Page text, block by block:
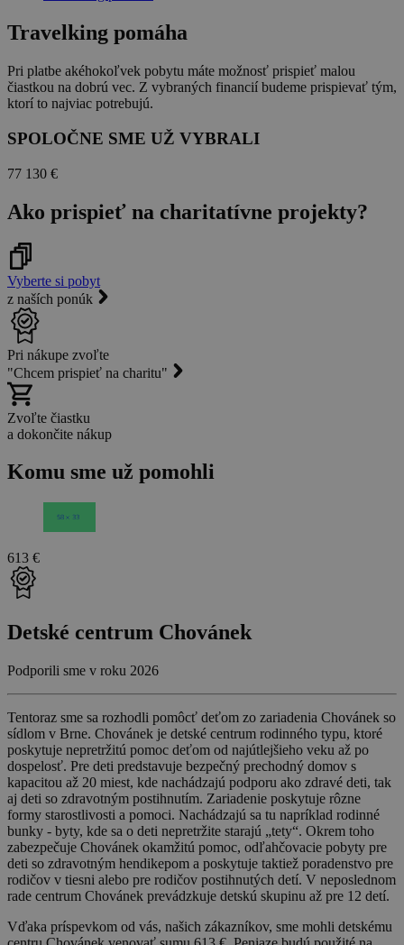
Travelking pomáha
Pri platbe akéhokoľvek pobytu máte možnosť prispieť malou
čiastkou na dobrú vec. Z vybraných financií budeme prispievať tým,
ktorí to najviac potrebujú.
SPOLOČNE SME UŽ VYBRALI
77 130 €
Ako prispieť na charitatívne projekty?
Vyberte si pobyt
z naších ponúk
Pri nákupe zvoľte
"Chcem prispieť na charitu"
Zvoľte čiastku
a dokončite nákup
Komu sme už pomohli
613 €
Detské centrum Chovánek
Podporili sme v roku 2026
Tentoraz sme sa rozhodli pomôcť deťom zo zariadenia Chovánek so
sídlom v Brne. Chovánek je detské centrum rodinného typu, ktoré
poskytuje nepretržitú pomoc deťom od najútlejšieho veku až po
dospelosť. Pre deti predstavuje bezpečný prechodný domov s
kapacitou až 20 miest, kde nachádzajú podporu ako zdravé deti, tak
aj deti so zdravotným postihnutím. Zariadenie poskytuje rôzne
formy starostlivosti a pomoci. Nachádzajú sa tu napríklad rodinné
bunky - byty, kde sa o deti nepretržite starajú „tety“. Okrem toho
zabezpečuje Chovánek okamžitú pomoc, odľahčovacie pobyty pre
deti so zdravotným hendikepom a poskytuje taktiež poradenstvo pre
rodičov v tiesni alebo pre rodičov postihnutých detí. V neposlednom
rade centrum Chovánek prevádzkuje detskú skupinu až pre 12 detí.
Vďaka príspevkom od vás, našich zákazníkov, sme mohli detskému